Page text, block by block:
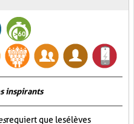
inspirants
requiert que les élèves